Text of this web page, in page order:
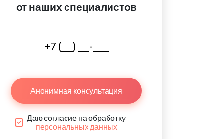
от наших специалистов
Анонимная консультация
Даю согласие на обработку
персональных данных